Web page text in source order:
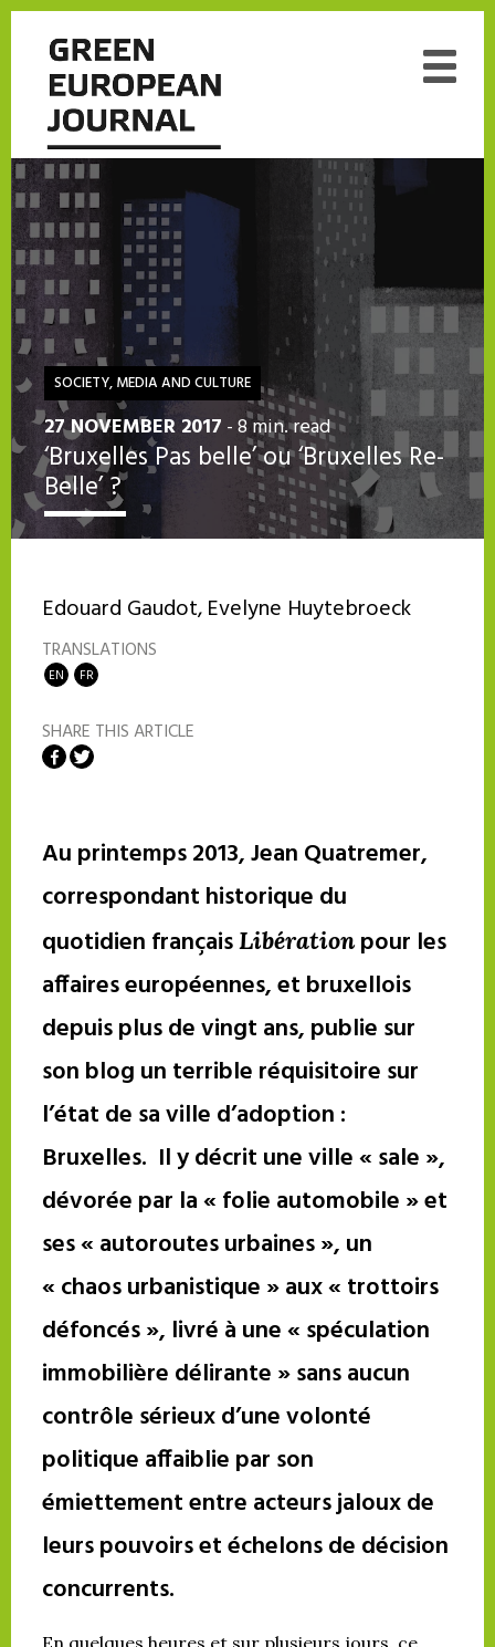
SOCIETY, MEDIA AND CULTURE
27 NOVEMBER 2017 - 8 min. read
‘Bruxelles Pas belle’ ou ‘Bruxelles Re-
Belle’ ?
Edouard Gaudot Evelyne Huytebroeck
TRANSLATIONS
EN FR
SHARE THIS ARTICLE
Share on Facebook
Share on Twitter
Au printemps 2013, Jean Quatremer,
correspondant historique du
quotidien françaisLibérationpour les
affaires européennes, et bruxellois
depuis plus de vingt ans, publie sur
son blog un terrible réquisitoire sur
l’état de sa ville d’adoption :
Bruxelles. Il y décrit une ville « sale »,
dévorée par la « folie automobile » et
ses « autoroutes urbaines », un
« chaos urbanistique » aux « trottoirs
défoncés », livré à une « spéculation
immobilière délirante » sans aucun
contrôle sérieux d’une volonté
politique affaiblie par son
émiettement entre acteurs jaloux de
leurs pouvoirs et échelons de décision
concurrents.